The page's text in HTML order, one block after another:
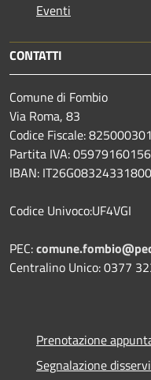
Eventi
CONTATTI
Comune di Fombio
Via Roma, 83
Codice Fiscale:
Partita IVA: 05979160156
IBAN:
Codice Univoco:UF4VGI
PEC:
Centralino Unico: 0377
Prenotazione
Segnalazione